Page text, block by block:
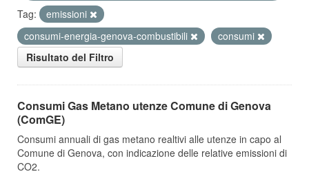
Tag:
emissioni
consumi-energia-genova-combustibili
consumi
Risultato del Filtro
Consumi Gas Metano utenze Comune di Genova
(ComGE)
Consumi annuali di gas metano realtivi alle utenze in capo al
Comune di Genova, con indicazione delle relative emissioni di
CO2.